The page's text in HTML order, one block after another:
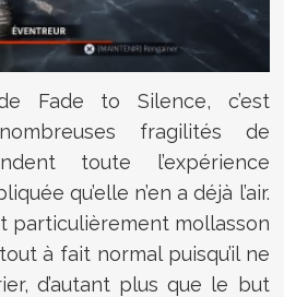
Fade to Silence, c’est
fragilités de
toute l’expérience
qu’elle n’en a déjà l’air.
particulièrement mollasson
à fait normal puisqu’il ne
d’autant plus que le but